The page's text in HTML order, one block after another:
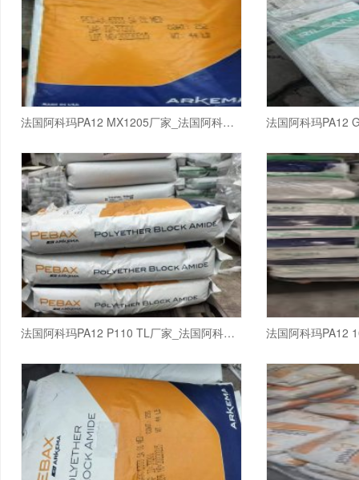
法国阿科玛PA12 MX1205厂家_法国阿科玛PA1
法国阿科玛PA12 P110 TL厂家_法国阿科玛PA